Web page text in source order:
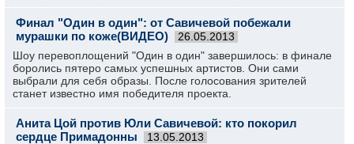
Финал "Один в один": от Савичевой побежали
мурашки по коже(ВИДЕО)
26.05.2013
Шоу перевоплощений "Один в один" завершилось: в финале
боролись пятеро самых успешных артистов. Они сами
выбрали для себя образы. После голосования зрителей
станет известно имя победителя проекта.
Анита Цой против Юли Савичевой: кто покорил
сердце Примадонны
13.05.2013